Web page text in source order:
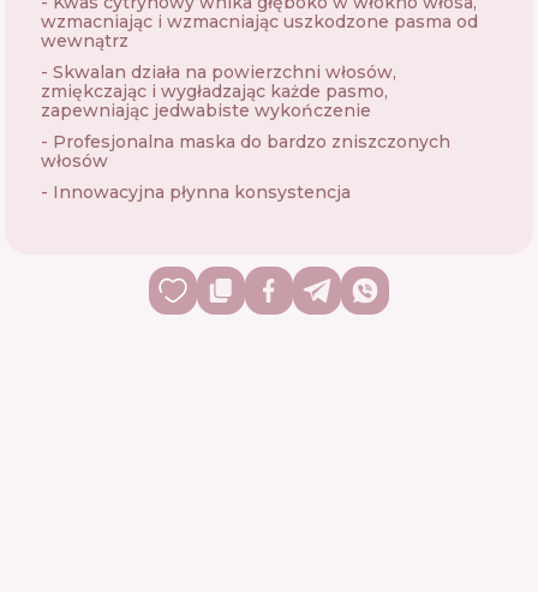
wzmacniając i wzmacniając uszkodzone pasma od
wewnątrz
- Skwalan działa na powierzchni włosów,
zmiękczając i wygładzając każde pasmo,
zapewniając jedwabiste wykończenie
- Profesjonalna maska ​​do bardzo zniszczonych
włosów
- Innowacyjna płynna konsystencja